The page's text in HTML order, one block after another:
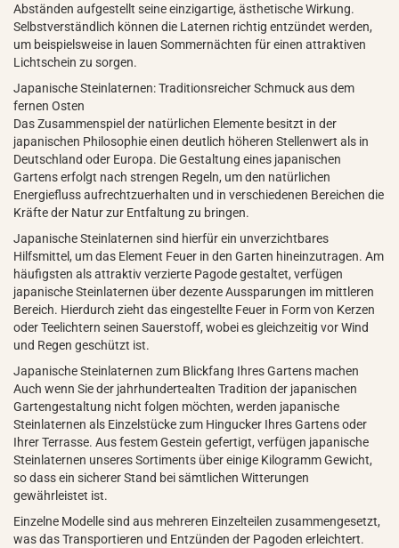
Abständen aufgestellt seine einzigartige, ästhetische Wirkung.
Selbstverständlich können die Laternen richtig entzündet werden,
um beispielsweise in lauen Sommernächten für einen attraktiven
Lichtschein zu sorgen.
Japanische Steinlaternen: Traditionsreicher Schmuck aus dem
fernen Osten
Das Zusammenspiel der natürlichen Elemente besitzt in der
japanischen Philosophie einen deutlich höheren Stellenwert als in
Deutschland oder Europa. Die Gestaltung eines japanischen
Gartens erfolgt nach strengen Regeln, um den natürlichen
Energiefluss aufrechtzuerhalten und in verschiedenen Bereichen die
Kräfte der Natur zur Entfaltung zu bringen.
Japanische Steinlaternen sind hierfür ein unverzichtbares
Hilfsmittel, um das Element Feuer in den Garten hineinzutragen. Am
häufigsten als attraktiv verzierte Pagode gestaltet, verfügen
japanische Steinlaternen über dezente Aussparungen im mittleren
Bereich. Hierdurch zieht das eingestellte Feuer in Form von Kerzen
oder Teelichtern seinen Sauerstoff, wobei es gleichzeitig vor Wind
und Regen geschützt ist.
Japanische Steinlaternen zum Blickfang Ihres Gartens machen
Auch wenn Sie der jahrhundertealten Tradition der japanischen
Gartengestaltung nicht folgen möchten, werden japanische
Steinlaternen als Einzelstücke zum Hingucker Ihres Gartens oder
Ihrer Terrasse. Aus festem Gestein gefertigt, verfügen japanische
Steinlaternen unseres Sortiments über einige Kilogramm Gewicht,
so dass ein sicherer Stand bei sämtlichen Witterungen
gewährleistet ist.
Einzelne Modelle sind aus mehreren Einzelteilen zusammengesetzt,
was das Transportieren und Entzünden der Pagoden erleichtert.